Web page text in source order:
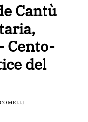
Cantù
Cento-
del